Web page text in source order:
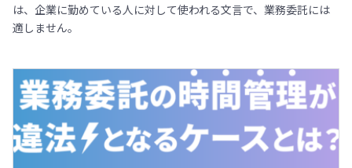
は、企業に勤めている人に対して使われる文言で、業務委託には
適しません。